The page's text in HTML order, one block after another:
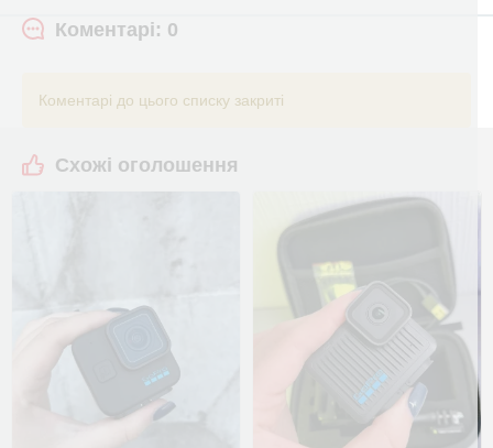
Коментарі: 0
Коментарі до цього списку закриті
Схожі оголошення